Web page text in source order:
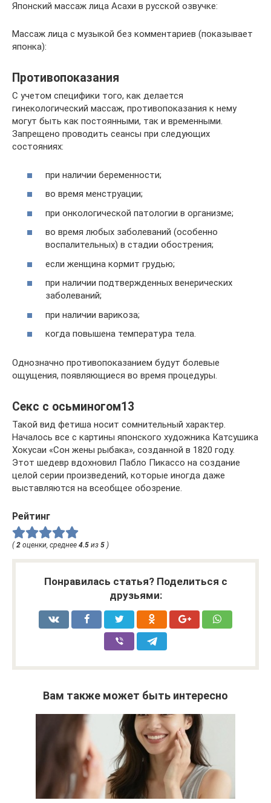
Японский массаж лица Асахи в русской озвучке:
Массаж лица с музыкой без комментариев (показывает
японка):
Противопоказания
С учетом специфики того, как делается
гинекологический массаж, противопоказания к нему
могут быть как постоянными, так и временными.
Запрещено проводить сеансы при следующих
состояниях:
при наличии беременности;
во время менструации;
при онкологической патологии в организме;
во время любых заболеваний (особенно
воспалительных) в стадии обострения;
если женщина кормит грудью;
при наличии подтвержденных венерических
заболеваний;
при наличии варикоза;
когда повышена температура тела.
Однозначно противопоказанием будут болевые
ощущения, появляющиеся во время процедуры.
Секс с осьминогом13
Такой вид фетиша носит сомнительный характер.
Началось все с картины японского художника Катсушика
Хокусаи «Сон жены рыбака», созданной в 1820 году.
Этот шедевр вдохновил Пабло Пикассо на создание
целой серии произведений, которые иногда даже
выставляются на всеобщее обозрение.
Рейтинг
( 2 оценки, среднее 4.5 из 5 )
Понравилась статья? Поделиться с
друзьями:
Вам также может быть интересно